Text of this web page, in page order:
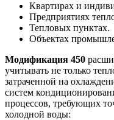
Квартирах и
Предприятиях
Тепловых пунктах.
Объектах
Модификация 450
учитывать не только
затраченной на
систем
процессов, требующих
холодной воды: